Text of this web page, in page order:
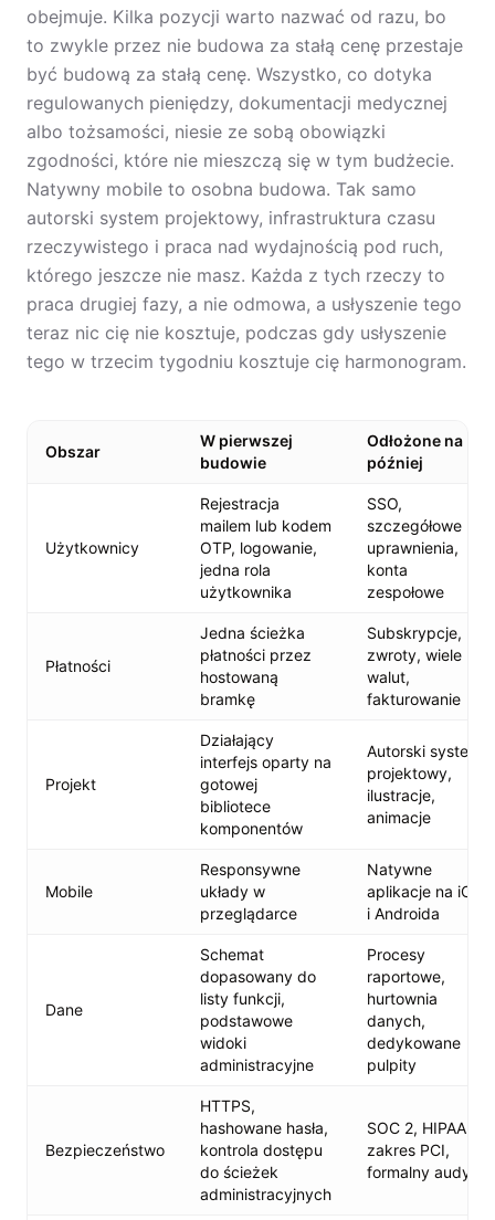
obejmuje. Kilka pozycji warto nazwać od razu, bo
to zwykle przez nie budowa za stałą cenę przestaje
być budową za stałą cenę. Wszystko, co dotyka
regulowanych pieniędzy, dokumentacji medycznej
albo tożsamości, niesie ze sobą obowiązki
zgodności, które nie mieszczą się w tym budżecie.
Natywny mobile to osobna budowa. Tak samo
autorski system projektowy, infrastruktura czasu
rzeczywistego i praca nad wydajnością pod ruch,
którego jeszcze nie masz. Każda z tych rzeczy to
praca drugiej fazy, a nie odmowa, a usłyszenie tego
teraz nic cię nie kosztuje, podczas gdy usłyszenie
tego w trzecim tygodniu kosztuje cię harmonogram.
Obszar
W pierwszej
budowie
Odłożone na
później
Użytkownicy
Rejestracja
mailem lub kodem
OTP, logowanie,
jedna rola
użytkownika
SSO,
szczegółowe
uprawnienia,
konta
zespołowe
Płatności
Jedna ścieżka
płatności przez
hostowaną
bramkę
Subskrypcje,
zwroty, wiele
walut,
fakturowanie
Projekt
Działający
interfejs oparty na
gotowej
bibliotece
komponentów
Autorski system
projektowy,
ilustracje,
animacje
Mobile
Responsywne
układy w
przeglądarce
Natywne
aplikacje na iOS
i Androida
Dane
Schemat
dopasowany do
listy funkcji,
podstawowe
widoki
administracyjne
Procesy
raportowe,
hurtownia
danych,
dedykowane
pulpity
Bezpieczeństwo
HTTPS,
hashowane hasła,
kontrola dostępu
do ścieżek
administracyjnych
SOC 2, HIPAA,
zakres PCI,
formalny audyt